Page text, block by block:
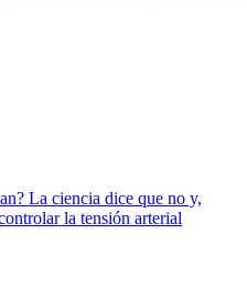
La ciencia dice que no y,
la tensión arterial